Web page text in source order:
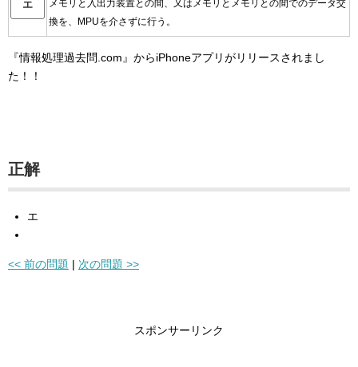
エ
メモリと入出力装置との間、又はメモリとメモリとの間でのデータ交
換を、MPUを介さずに行う。
『情報処理過去問.com』からiPhoneアプリがリリースされまし
た！！
正解
エ
<< 前の問題 | 次の問題 >>
スポンサーリンク